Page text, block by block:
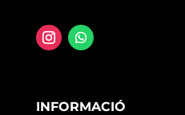
INFORMACIÓ